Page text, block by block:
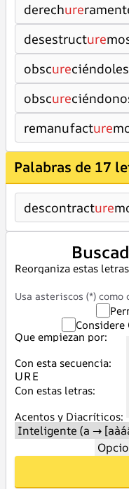
derechure
desestructure
obscureciéndoles
obscure
remanufacture
Palabras de 17
descontracture
Reorganiza estas
Usa asteriscos (*) como
Considere
Que empiezan por:
Con esta secuencia:
Con estas letras:
Acentos y Diacríticos: